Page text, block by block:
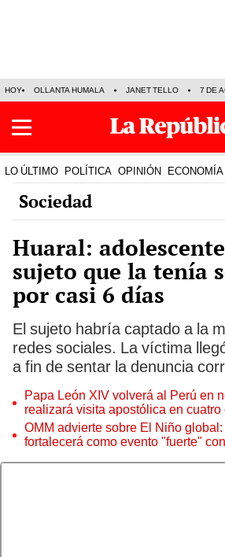
HOY OLLANTA HUMALA JANET TELLO 7 DE
LO ÚLTIMO POLÍTICA OPINIÓN ECONOMÍA
Sociedad
Huaral:
sujeto que la tenía
por casi 6 días
El sujeto habría captado a la
redes sociales. La víctima
a fin de sentar la denuncia
Papa León XIV volverá al Perú en
realizará visita apostólica en
OMM advierte sobre El Niño
fortalecerá como evento "fuerte"